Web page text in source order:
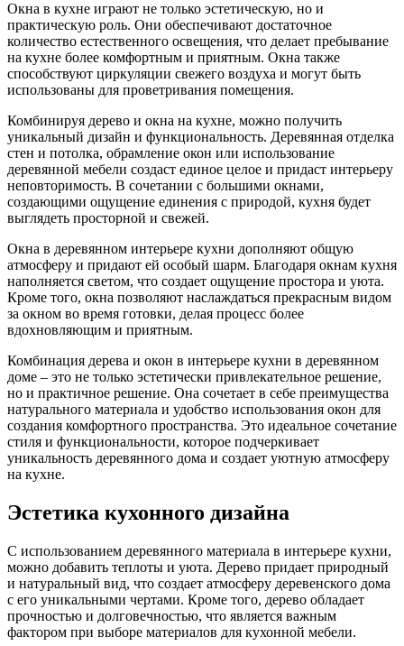
Окна в кухне играют не только эстетическую, но и
практическую роль. Они обеспечивают достаточное
количество естественного освещения, что делает пребывание
на кухне более комфортным и приятным. Окна также
способствуют циркуляции свежего воздуха и могут быть
использованы для проветривания помещения.
Комбинируя дерево и окна на кухне, можно получить
уникальный дизайн и функциональность. Деревянная отделка
стен и потолка, обрамление окон или использование
деревянной мебели создаст единое целое и придаст интерьеру
неповторимость. В сочетании с большими окнами,
создающими ощущение единения с природой, кухня будет
выглядеть просторной и свежей.
Окна в деревянном интерьере кухни дополняют общую
атмосферу и придают ей особый шарм. Благодаря окнам кухня
наполняется светом, что создает ощущение простора и уюта.
Кроме того, окна позволяют наслаждаться прекрасным видом
за окном во время готовки, делая процесс более
вдохновляющим и приятным.
Комбинация дерева и окон в интерьере кухни в деревянном
доме – это не только эстетически привлекательное решение,
но и практичное решение. Она сочетает в себе преимущества
натурального материала и удобство использования окон для
создания комфортного пространства. Это идеальное сочетание
стиля и функциональности, которое подчеркивает
уникальность деревянного дома и создает уютную атмосферу
на кухне.
Эстетика кухонного дизайна
С использованием деревянного материала в интерьере кухни,
можно добавить теплоты и уюта. Дерево придает природный
и натуральный вид, что создает атмосферу деревенского дома
с его уникальными чертами. Кроме того, дерево обладает
прочностью и долговечностью, что является важным
фактором при выборе материалов для кухонной мебели.